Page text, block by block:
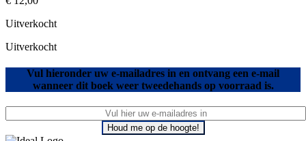
Uitverkocht
Uitverkocht
Vul hieronder uw e-mailadres in en ontvang een e-mail
wanneer dit boek weer tweedehands op voorraad is.
Houd me op de hoogte!